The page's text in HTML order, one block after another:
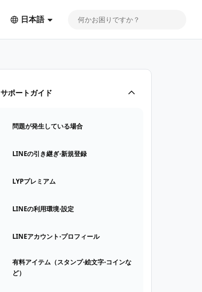
日本語
サポートガイド
問題が発生している場合
LINEの引き継ぎ⋅新規登録
LYPプレミアム
LINEの利用環境⋅設定
LINEアカウント⋅プロフィール
有料アイテム（スタンプ⋅絵文字⋅コインな
ど）